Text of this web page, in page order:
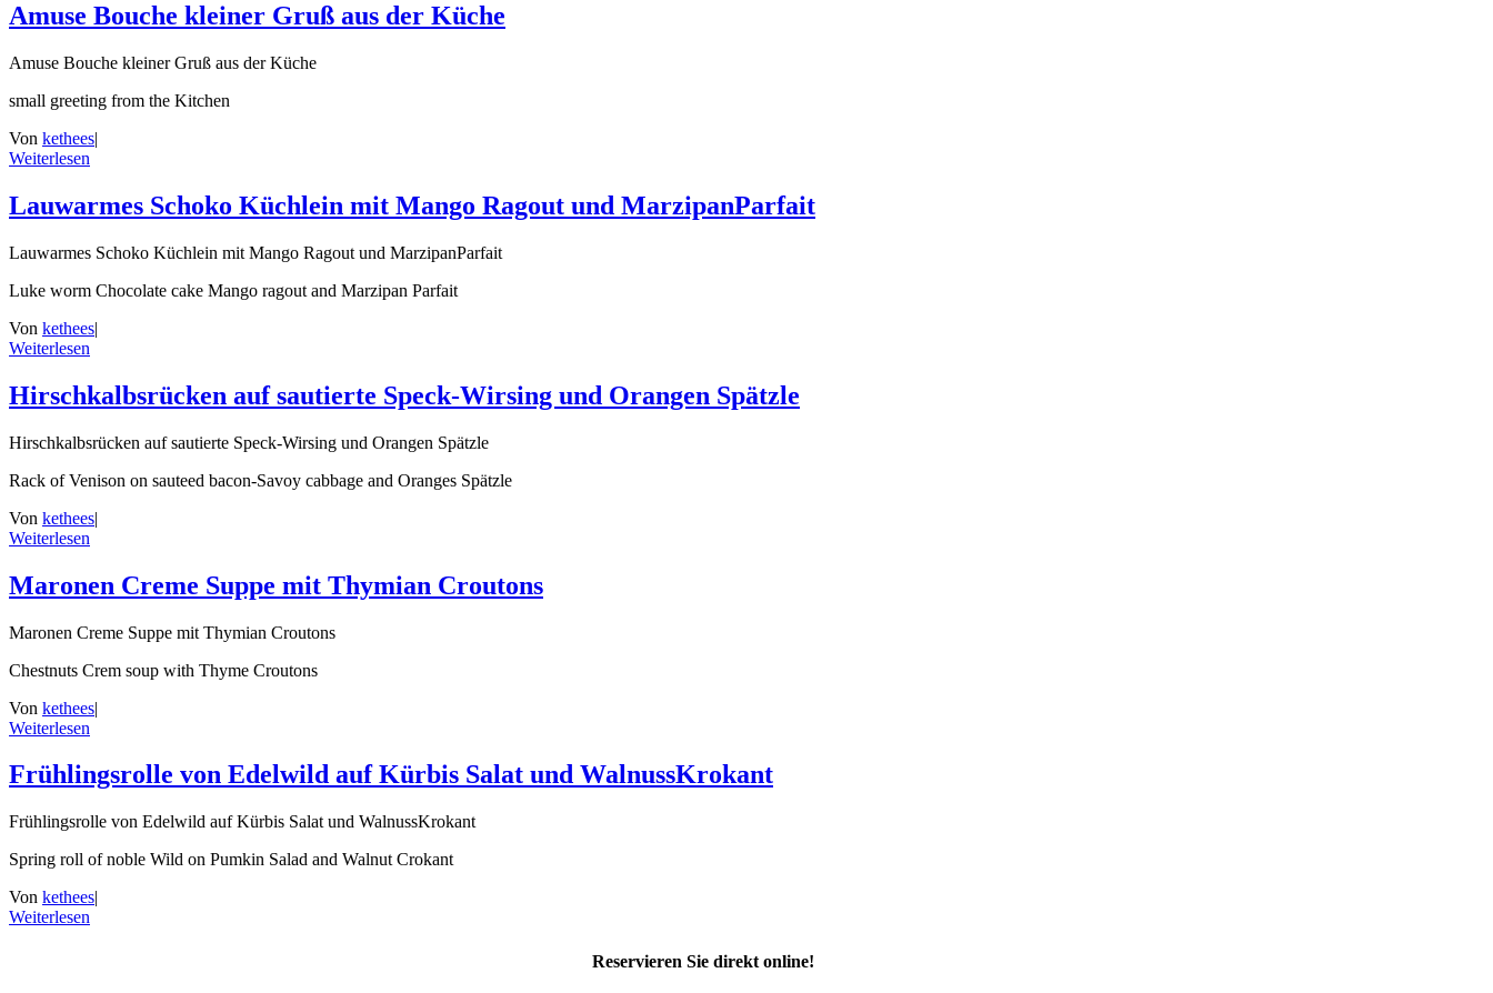
Amuse Bouche kleiner Gruß aus der Küche
Amuse Bouche kleiner Gruß aus der Küche
small greeting from the Kitchen
Von kethees|
Weiterlesen
Lauwarmes Schoko Küchlein mit Mango Ragout und MarzipanParfait
Lauwarmes Schoko Küchlein mit Mango Ragout und MarzipanParfait
Luke worm Chocolate cake Mango ragout and Marzipan Parfait
Von kethees|
Weiterlesen
Hirschkalbsrücken auf sautierte Speck-Wirsing und Orangen Spätzle
Hirschkalbsrücken auf sautierte Speck-Wirsing und Orangen Spätzle
Rack of Venison on sauteed bacon-Savoy cabbage and Oranges Spätzle
Von kethees|
Weiterlesen
Maronen Creme Suppe mit Thymian Croutons
Maronen Creme Suppe mit Thymian Croutons
Chestnuts Crem soup with Thyme Croutons
Von kethees|
Weiterlesen
Frühlingsrolle von Edelwild auf Kürbis Salat und WalnussKrokant
Frühlingsrolle von Edelwild auf Kürbis Salat und WalnussKrokant
Spring roll of noble Wild on Pumkin Salad and Walnut Crokant
Von kethees|
Weiterlesen
Reservieren Sie direkt online!